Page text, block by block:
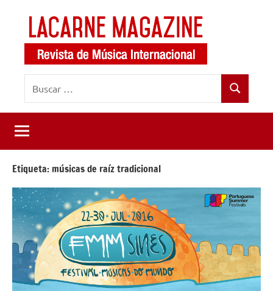
contenido
LaCarne
Magazine
de
música
internacional
Buscar
Etiqueta: músicas de raíz tradicional